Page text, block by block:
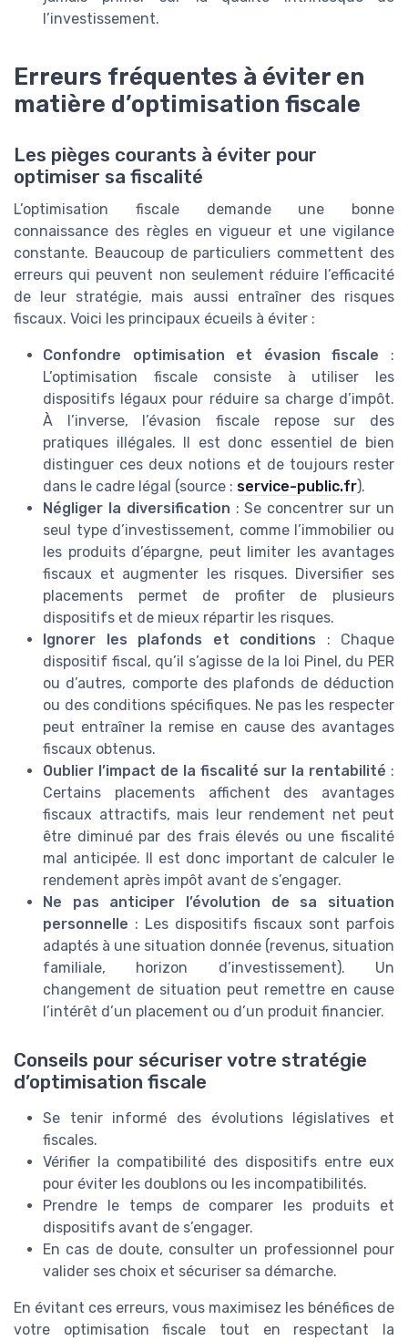
l’investissement.
Erreurs fréquentes à éviter en
matière d’optimisation fiscale
Les pièges courants à éviter pour
optimiser sa fiscalité
L’optimisation fiscale demande une bonne
connaissance des règles en vigueur et une vigilance
constante. Beaucoup de particuliers commettent des
erreurs qui peuvent non seulement réduire l’efficacité
de leur stratégie, mais aussi entraîner des risques
fiscaux. Voici les principaux écueils à éviter :
Confondre optimisation et évasion fiscale :
L’optimisation fiscale consiste à utiliser les
dispositifs légaux pour réduire sa charge d’impôt.
À l’inverse, l’évasion fiscale repose sur des
pratiques illégales. Il est donc essentiel de bien
distinguer ces deux notions et de toujours rester
dans le cadre légal (source : service-public.fr).
Négliger la diversification : Se concentrer sur un
seul type d’investissement, comme l’immobilier ou
les produits d’épargne, peut limiter les avantages
fiscaux et augmenter les risques. Diversifier ses
placements permet de profiter de plusieurs
dispositifs et de mieux répartir les risques.
Ignorer les plafonds et conditions : Chaque
dispositif fiscal, qu’il s’agisse de la loi Pinel, du PER
ou d’autres, comporte des plafonds de déduction
ou des conditions spécifiques. Ne pas les respecter
peut entraîner la remise en cause des avantages
fiscaux obtenus.
Oublier l’impact de la fiscalité sur la rentabilité :
Certains placements affichent des avantages
fiscaux attractifs, mais leur rendement net peut
être diminué par des frais élevés ou une fiscalité
mal anticipée. Il est donc important de calculer le
rendement après impôt avant de s’engager.
Ne pas anticiper l’évolution de sa situation
personnelle : Les dispositifs fiscaux sont parfois
adaptés à une situation donnée (revenus, situation
familiale, horizon d’investissement). Un
changement de situation peut remettre en cause
l’intérêt d’un placement ou d’un produit financier.
Conseils pour sécuriser votre stratégie
d’optimisation fiscale
Se tenir informé des évolutions législatives et
fiscales.
Vérifier la compatibilité des dispositifs entre eux
pour éviter les doublons ou les incompatibilités.
Prendre le temps de comparer les produits et
dispositifs avant de s’engager.
En cas de doute, consulter un professionnel pour
valider ses choix et sécuriser sa démarche.
En évitant ces erreurs, vous maximisez les bénéfices de
votre optimisation fiscale tout en respectant la